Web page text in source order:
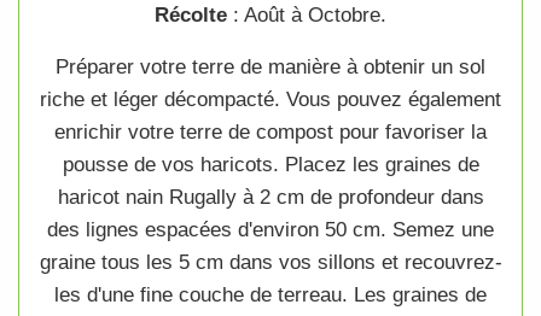
Récolte : Août à Octobre.
Préparer votre terre de manière à obtenir un sol
riche et léger décompacté. Vous pouvez également
enrichir votre terre de compost pour favoriser la
pousse de vos haricots. Placez les graines de
haricot nain Rugallyà 2 cm de profondeur dans
des lignes espacées d'environ 50 cm. Semez une
grainetous les 5 cm dans vos sillons et recouvrez-
les d'une fine couche de terreau. Les graines de